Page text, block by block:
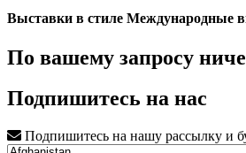
Выставки в стиле Международные
По вашему запросу
Подпишитесь на нас
Подпишитесь на нашу рассылку и